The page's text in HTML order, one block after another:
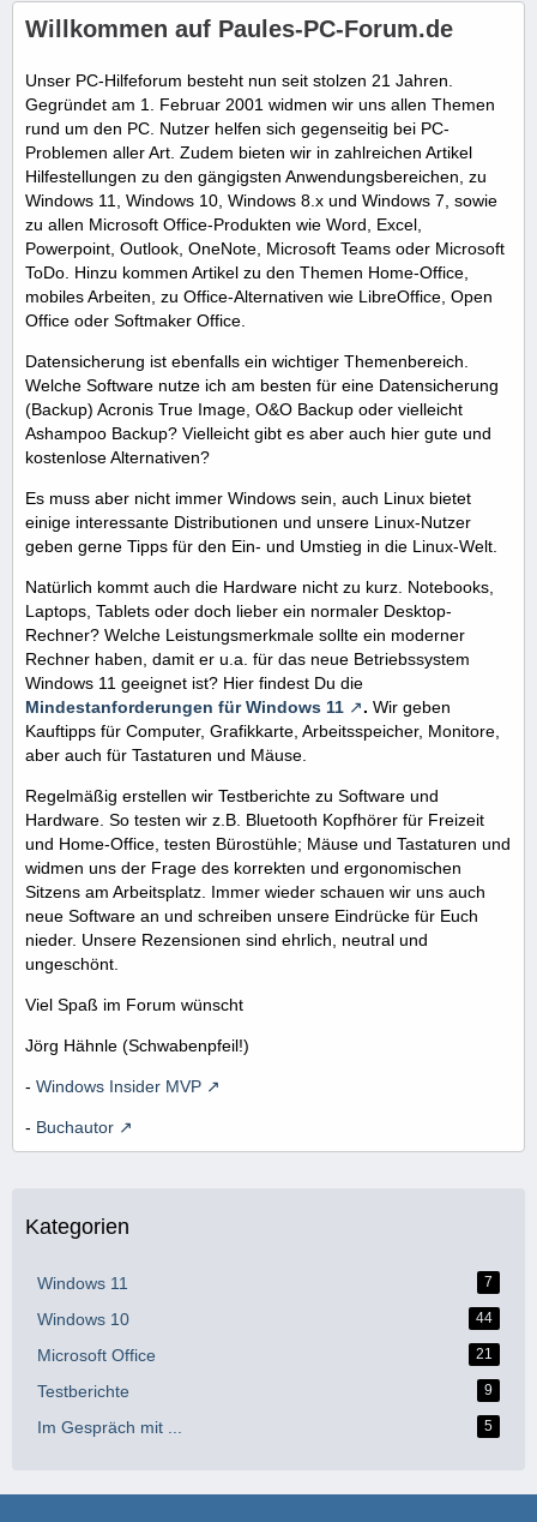
Willkommen auf Paules-PC-Forum.de
Unser PC-Hilfeforum besteht nun seit stolzen 21 Jahren.
Gegründet am 1. Februar 2001 widmen wir uns allen Themen
rund um den PC. Nutzer helfen sich gegenseitig bei PC-
Problemen aller Art. Zudem bieten wir in zahlreichen Artikel
Hilfestellungen zu den gängigsten Anwendungsbereichen, zu
Windows 11, Windows 10, Windows 8.x und Windows 7, sowie
zu allen Microsoft Office-Produkten wie Word, Excel,
Powerpoint, Outlook, OneNote, Microsoft Teams oder Microsoft
ToDo. Hinzu kommen Artikel zu den Themen Home-Office,
mobiles Arbeiten, zu Office-Alternativen wie LibreOffice, Open
Office oder Softmaker Office.
Datensicherung ist ebenfalls ein wichtiger Themenbereich.
Welche Software nutze ich am besten für eine Datensicherung
(Backup) Acronis True Image, O&O Backup oder vielleicht
Ashampoo Backup? Vielleicht gibt es aber auch hier gute und
kostenlose Alternativen?
Es muss aber nicht immer Windows sein, auch Linux bietet
einige interessante Distributionen und unsere Linux-Nutzer
geben gerne Tipps für den Ein- und Umstieg in die Linux-Welt.
Natürlich kommt auch die Hardware nicht zu kurz. Notebooks,
Laptops, Tablets oder doch lieber ein normaler Desktop-
Rechner? Welche Leistungsmerkmale sollte ein moderner
Rechner haben, damit er u.a. für das neue Betriebssystem
Windows 11 geeignet ist? Hier findest Du die
Mindestanforderungen für Windows 11
. Wir geben
Kauftipps für Computer, Grafikkarte, Arbeitsspeicher, Monitore,
aber auch für Tastaturen und Mäuse.
Regelmäßig erstellen wir Testberichte zu Software und
Hardware. So testen wir z.B. Bluetooth Kopfhörer für Freizeit
und Home-Office, testen Bürostühle; Mäuse und Tastaturen und
widmen uns der Frage des korrekten und ergonomischen
Sitzens am Arbeitsplatz. Immer wieder schauen wir uns auch
neue Software an und schreiben unsere Eindrücke für Euch
nieder. Unsere Rezensionen sind ehrlich, neutral und
ungeschönt.
Viel Spaß im Forum wünscht
Jörg Hähnle (Schwabenpfeil!)
- Windows Insider MVP
- Buchautor
Kategorien
Windows 11 7
Windows 10 44
Microsoft Office 21
Testberichte 9
Im Gespräch mit ... 5